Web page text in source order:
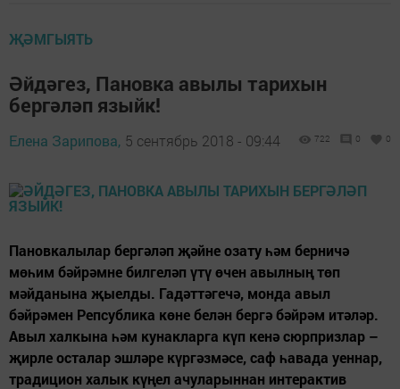
ҖӘМГЫЯТЬ
Әйдәгез, Пановка авылы тарихын
бергәләп языйк!
Елена Зарипова, 5 сентябрь 2018 - 09:44 722 0 0
Пановкалылар бергәләп җәйне озату һәм берничә
мөһим бәйрәмне билгеләп үтү өчен авылның төп
мәйданына җыелды. Гадәттәгечә, монда авыл
бәйрәмен Репсублика көне белән бергә бәйрәм итәләр.
Авыл халкына һәм кунакларга күп кенә сюрпризлар –
җирле осталар эшләре күргәзмәсе, саф һавада уеннар,
традицион халык күңел ачуларыннан интерактив